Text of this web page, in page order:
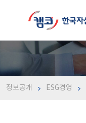
정보공개 ESG경영